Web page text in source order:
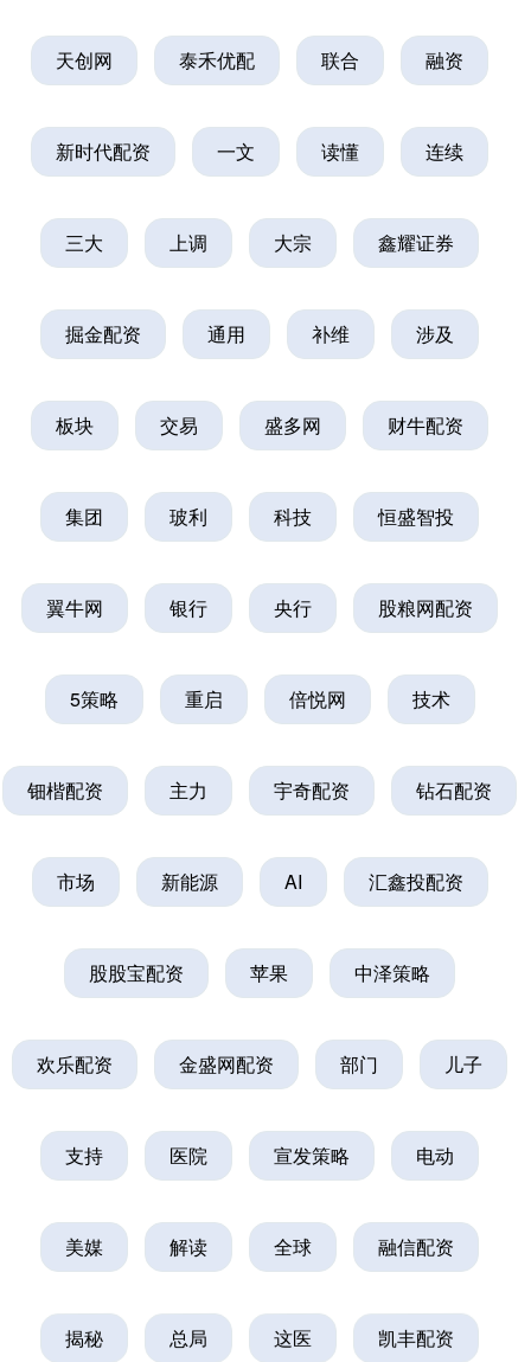
天创网 泰禾优配 联合 融资
新时代配资 一文 读懂 连续
三大 上调 大宗 鑫耀证券
掘金配资 通用 补维 涉及
板块 交易 盛多网 财牛配资
集团 玻利 科技 恒盛智投
翼牛网 银行 央行 股粮网配资
5策略 重启 倍悦网 技术
钿楷配资 主力 宇奇配资 钻石配资
市场 新能源 AI 汇鑫投配资
股股宝配资 苹果 中泽策略
欢乐配资 金盛网配资 部门 儿子
支持 医院 宣发策略 电动
美媒 解读 全球 融信配资
揭秘 总局 这医 凯丰配资